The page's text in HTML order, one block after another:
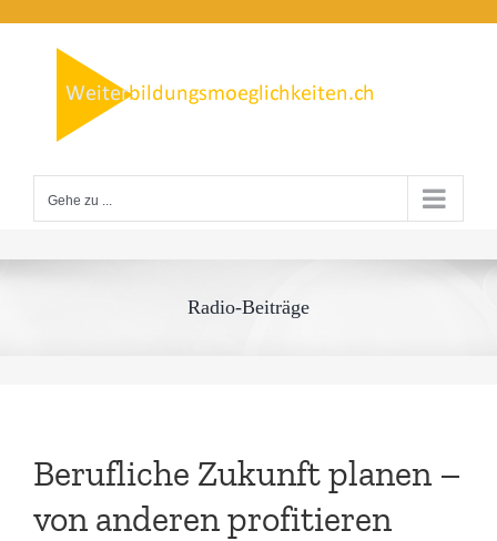
springen
Gehe zu ...
Radio-Beiträge
Berufliche Zukunft planen –
von anderen profitieren